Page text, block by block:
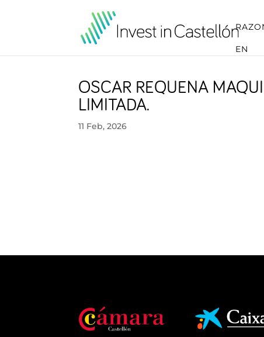
EN
OSCAR REQUENA
LIMITADA.
11 Feb, 2026